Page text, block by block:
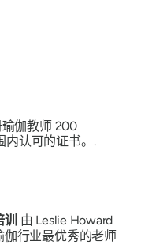
瑜伽教师 200
内认可的证书。.
由 Leslie Howard
伽行业最优秀的老师